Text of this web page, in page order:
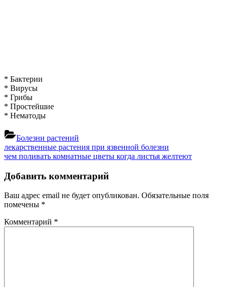
* Бактерии
* Вирусы
* Грибы
* Простейшие
* Нематоды
Болезни растений
Навигация
по
записям
Previous
Post:
лекарственные растения при язвенной болезни
Next
чем поливать комнатные цветы когда листья желтеют
Добавить комментарий
Ваш адрес email не будет опубликован. Обязательные поля
помечены *
Комментарий *